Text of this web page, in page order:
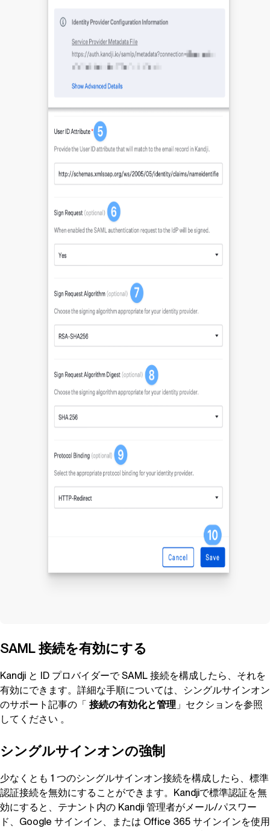
SAML 接続を有効にする
Kandji と ID プロバイダーで SAML 接続を構成したら、それを
有効にできます。詳細な手順については、シングルサインオン
のサポート記事の「 接続の有効化と管理 」セクションを参照
してください 。
シングルサインオンの強制
少なくとも 1 つのシングルサインオン接続を構成したら、標準
認証接続を無効にすることができます。Kandjiで標準認証を無
効にすると、テナント内の Kandji 管理者がメール/パスワー
ド、Google サインイン、または Office 365 サインインを使用